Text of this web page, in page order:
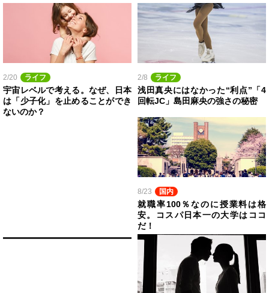
2/20 ライフ
宇宙レベルで考える。なぜ、日本
は「少子化」を止めることができ
ないのか？
2/8 ライフ
浅田真央にはなかった“利点”「4
回転JC」島田麻央の強さの秘密
8/23 国内
就職率100％なのに授業料は格
安。コスパ日本一の大学はココ
だ！